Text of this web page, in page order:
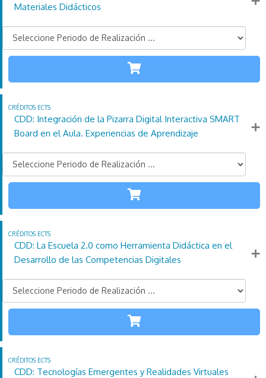
Materiales Didácticos
ETAPAS
110 4Créditos
21
Más información
CDD: Integración de la Pizarra Digital Interactiva SMART
Board en el Aula. Experiencias de Aprendizaje
ETAPAS
110 4Créditos
21
Más información
CDD: La Escuela 2.0 como Herramienta Didáctica en el
Desarrollo de las Competencias Digitales
ETAPAS
110 4Créditos
21
Más información
CDD: Tecnologías Emergentes y Realidades Virtuales